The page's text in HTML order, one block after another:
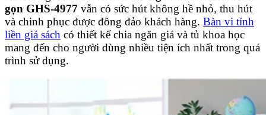
gọn GHS-4977 vẫn có sức hút không hề nhỏ, thu hút
và chinh phục được đông đảo khách hàng. Bàn vi tính
liền giá sách có thiết kế chia ngăn giá và tủ khoa học
mang đến cho người dùng nhiều tiện ích nhất trong quá
trình sử dụng.